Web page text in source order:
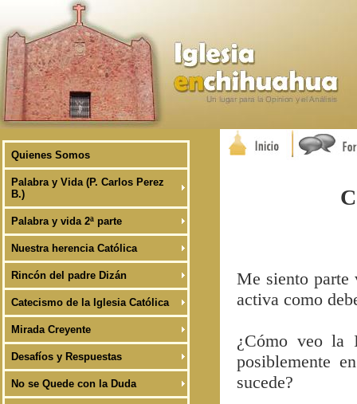
Quienes Somos
Palabra y Vida (P. Carlos Perez
B.)
Palabra y vida 2ª parte
Nuestra herencia Católica
Rincón del padre Dizán
Catecismo de la Iglesia Católica
Mirada Creyente
Desafíos y Respuestas
No se Quede con la Duda
Me siento parte
activa como
¿Cómo veo la
posiblemente
sucede?